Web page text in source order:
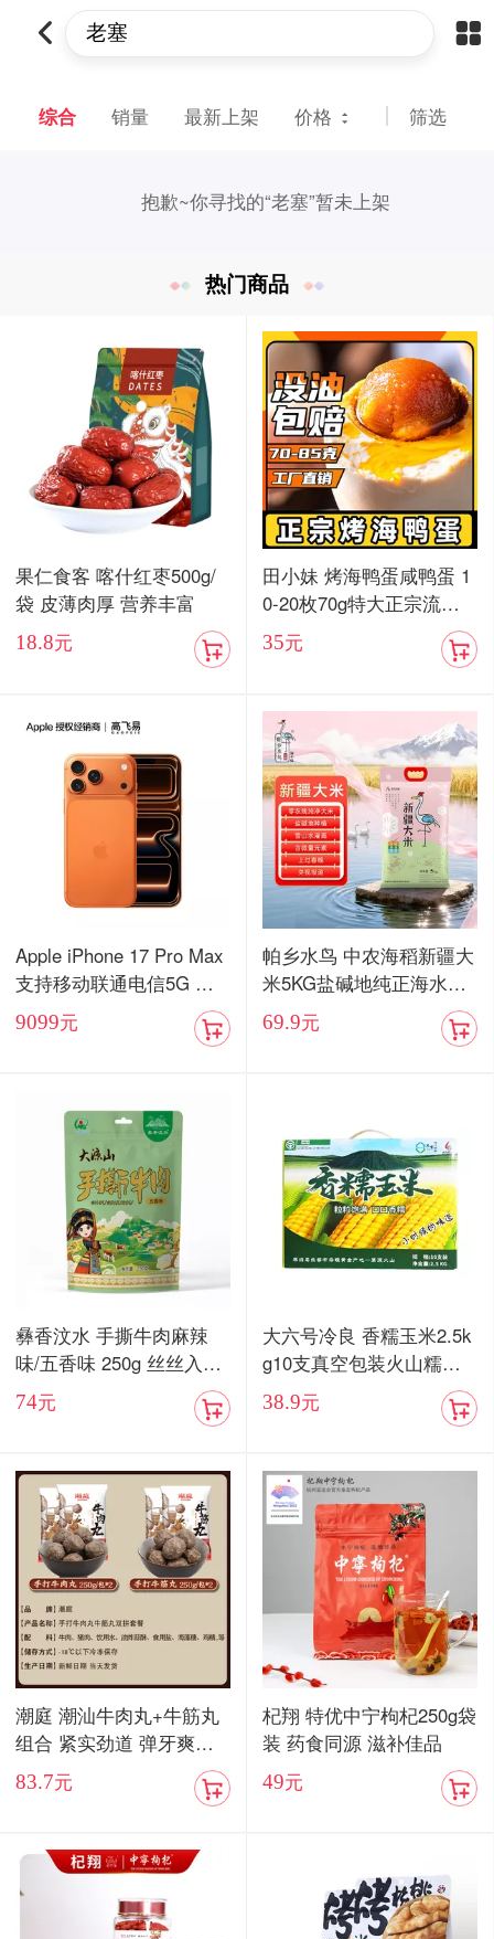
综合 销量 最新上架 价格 筛选
抱歉~你寻找的“老塞”暂未上架
热门商品
果仁食客 喀什红枣500g/
袋 皮薄肉厚 营养丰富
18.8元
田小妹 烤海鸭蛋咸鸭蛋 1
0-20枚70g特大正宗流油
烤海鸭蛋广东红树林整箱
包邮
35元
Apple iPhone 17 Pro Max
支持移动联通电信5G 双
卡双待手机【现货发售】
9099元
帕乡水鸟 中农海稻新疆大
米5KG盐碱地纯正海水稻
当季新米
69.9元
彝香汶水 手撕牛肉麻辣
味/五香味 250g 丝丝入味
入口化渣
74元
大六号冷良 香糯玉米2.5k
g10支真空包装火山糯玉
米
38.9元
潮庭 潮汕牛肉丸+牛筋丸
组合 紧实劲道 弹牙爽口
顺丰包邮
83.7元
杞翔 特优中宁枸杞250g袋
装 药食同源 滋补佳品
49元